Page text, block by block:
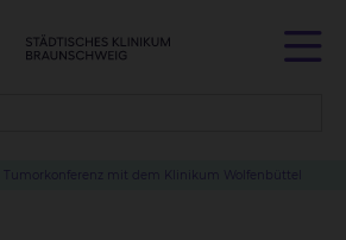
Tumorkonferenz mit dem Klinikum Wolfenbüttel